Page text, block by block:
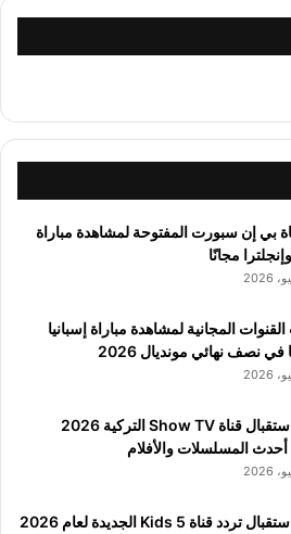
بي إن سبورت المفتوحة لمشاهدة مباراة
مجانًا
المجانية لمشاهدة مباراة إسبانيا
نصف نهائي مونديال 2026
بيانات استقبال قناة Show TV التركية 2026
أحدث المسلسلات والأفلام
بيانات استقبال تردد قناة 5 Kids الجديدة لعام 2026